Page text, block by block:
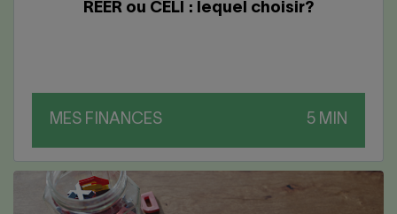
REER ou CELI : lequel choisir?
MES FINANCES